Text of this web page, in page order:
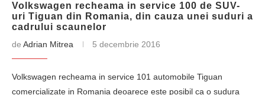
Volkswagen recheama in service 100 de SUV-
uri Tiguan din Romania, din cauza unei suduri a
cadrului scaunelor
de Adrian Mitrea 5 decembrie 2016
Volkswagen recheama in service 101 automobile Tiguan
comercializate in Romania deoarece este posibil ca o sudura